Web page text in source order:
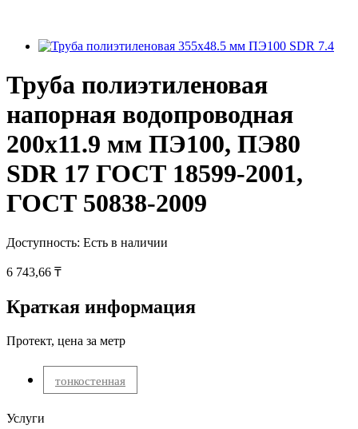
Труба полиэтиленовая
напорная водопроводная
200х11.9 мм ПЭ100, ПЭ80
SDR 17 ГОСТ 18599-2001,
ГОСТ 50838-2009
Доступность: Есть в наличии
6 743,66 ₸
Краткая информация
Протект, цена за метр
тонкостенная
Услуги